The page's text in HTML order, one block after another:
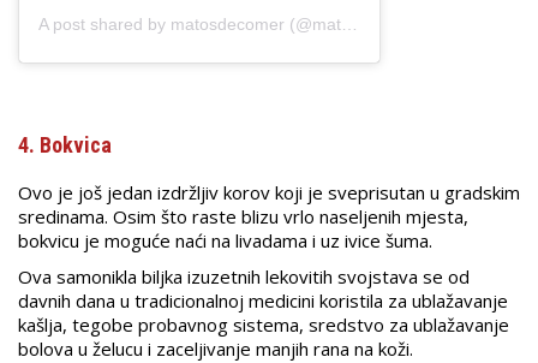
4. Bokvica
Ovo je još jedan izdržljiv korov koji je sveprisutan u gradskim
sredinama. Osim što raste blizu vrlo naseljenih mjesta,
bokvicu je moguće naći na livadama i uz ivice šuma.
Ova samonikla biljka izuzetnih lekovitih svojstava se od
davnih dana u tradicionalnoj medicini koristila za ublažavanje
kašlja, tegobe probavnog sistema, sredstvo za ublažavanje
bolova u želucu i zaceljivanje manjih rana na koži.